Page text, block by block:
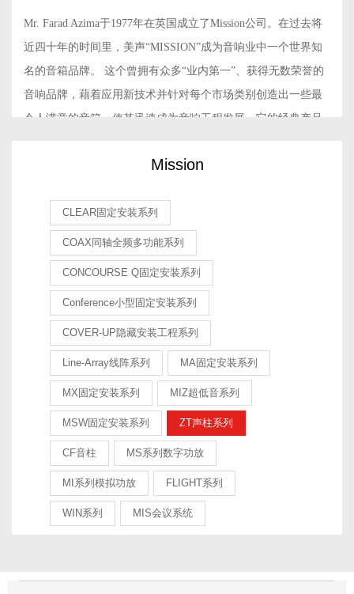
Mr. Farad Azima于1977年在英国成立了Mission公司。在过去将
近四十年的时间里，美声“MISSION”成为音响业中一个世界知
名的音箱品牌。 这个曾拥有众多“业内第一”、获得无数荣誉的
音响品牌，藉着应用新技术并针对每个市场类别创造出一些最
令人满意的音箱，使其迅速成为音响工程发展。它的经典产品
美声（Mission）音响一直把将录音讯号经过最少的隔膜带进人
耳，打造和传递最真实美好的声音作为自始至终的使命和追
求。 “我们注重的是家庭音乐再现，能够让听者在家中完全欣赏
音乐家的表演。这样的话，购买MISSION产品的客户才会热情
饱满的欣赏音乐表演，才会真正从我们的产品中获得享受。”
Peter Comeau 现任IAG全线品牌音响设计总监一位来自英国的世
界知名音箱设计师 Mission（美声）成立之初怀抱着设计和生产
出最能真实再现声音的音箱的坚定信念，投入到音响设计事业
中，并在公司初创时期，便拿到了不少音响界的“第一”：
第一家采用聚丙乙烯单元的音响公司： 1978年，Mission（美
声）推出的770系列扬声器，使Mission成为第一家采用聚丙乙烯
单元的音响公司，这个突破令它的产品获得很高的评价，这也
促生了Mission开发新科技与生产技术的光荣传统。
第一家采用直流藕合式唱臂及倒排单元扬声器的音响公司：
Mission
CLEAR固定安装系列
COAX同轴全频多功能系列
CONCOURSE Q固定安装系列
Conference小型固定安装系列
COVER-UP隐藏安装工程系列
Line-Array线阵系列 MA固定安装系列
MX固定安装系列 MIZ超低音系列
MSW固定安装系列 ZT声柱系列
CF音柱 MS系列数字功放
MI系列模拟功放 FLIGHT系列
WIN系列 MIS会议系统